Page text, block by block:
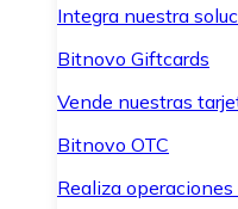
Integra nuestra
Bitnovo Giftcards
Vende nuestras
Bitnovo OTC
Realiza